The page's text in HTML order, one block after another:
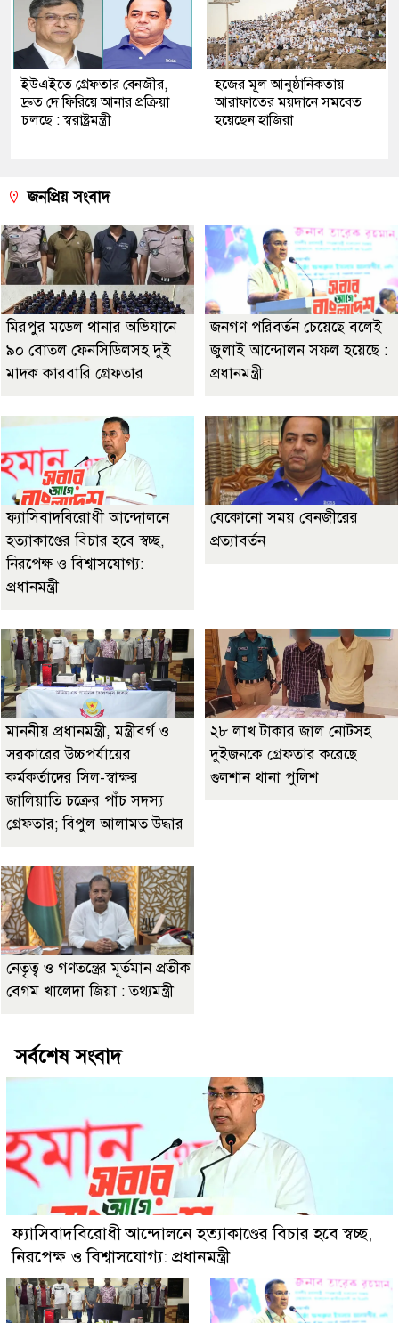
ইউএইতে গ্রেফতার বেনজীর,
দ্রুত দে ফিরিয়ে আনার প্রক্রিয়া
চলছে : স্বরাষ্ট্রমন্ত্রী
হজের মূল আনুষ্ঠানিকতায়
আরাফাতের ময়দানে সমবেত
হয়েছেন হাজিরা
জনপ্রিয় সংবাদ
মিরপুর মডেল থানার অভিযানে
৯০ বোতল ফেনসিডিলসহ দুই
মাদক কারবারি গ্রেফতার
জনগণ পরিবর্তন চেয়েছে বলেই
জুলাই আন্দোলন সফল হয়েছে :
প্রধানমন্ত্রী
ফ্যাসিবাদবিরোধী আন্দোলনে
হত্যাকাণ্ডের বিচার হবে স্বচ্ছ,
নিরপেক্ষ ও বিশ্বাসযোগ্য:
প্রধানমন্ত্রী
যেকোনো সময় বেনজীরের
প্রত্যাবর্তন
মাননীয় প্রধানমন্ত্রী, মন্ত্রীবর্গ ও
সরকারের উচ্চপর্যায়ের
কর্মকর্তাদের সিল-স্বাক্ষর
জালিয়াতি চক্রের পাঁচ সদস্য
গ্রেফতার; বিপুল আলামত উদ্ধার
২৮ লাখ টাকার জাল নোটসহ
দুইজনকে গ্রেফতার করেছে
গুলশান থানা পুলিশ
নেতৃত্ব ও গণতন্ত্রের মূর্তমান প্রতীক
বেগম খালেদা জিয়া : তথ্যমন্ত্রী
সর্বশেষ সংবাদ
ফ্যাসিবাদবিরোধী আন্দোলনে হত্যাকাণ্ডের বিচার হবে স্বচ্ছ,
নিরপেক্ষ ও বিশ্বাসযোগ্য: প্রধানমন্ত্রী